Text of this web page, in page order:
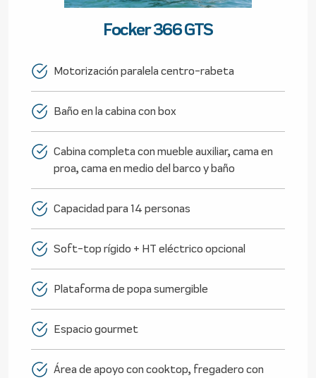
Focker 366 GTS
Motorización paralela centro-rabeta
Baño en la cabina con box
Cabina completa con mueble auxiliar, cama en
proa, cama en medio del barco y baño
Capacidad para 14 personas
Soft-top rígido + HT eléctrico opcional
Plataforma de popa sumergible
Espacio gourmet
Área de apoyo con cooktop, fregadero con